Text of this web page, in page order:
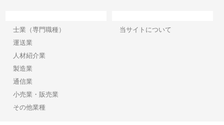
士業（専門職種）
運送業
人材紹介業
製造業
通信業
小売業・販売業
その他業種
当サイトについて